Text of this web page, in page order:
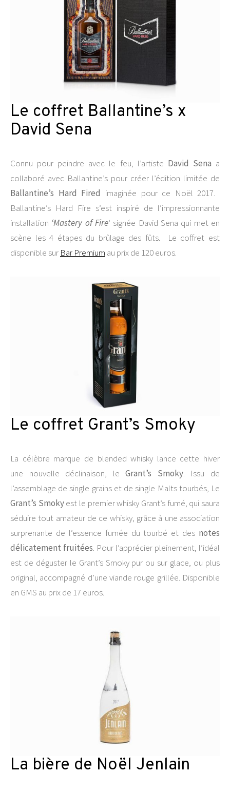
Le coffret Ballantine’s x
David Sena
Connu pour peindre avec le feu, l’artiste David Sena a
collaboré avec Ballantine’s pour créer l’édition limitée de
Ballantine’s Hard Fired imaginée pour ce Noël 2017.
Ballantine’s Hard Fire s’est inspiré de l’impressionnante
installation ‘Mastery of Fire‘ signée David Sena qui met en
scène les 4 étapes du brûlage des fûts. Le coffret est
disponible sur Bar Premium au prix de 120 euros.
Le coffret Grant’s Smoky
La célèbre marque de blended whisky lance cette hiver
une nouvelle déclinaison, leGrant’s Smoky. Issu de
l’assemblage de single grains et de single Malts tourbés, Le
Grant’s Smokyest le premier whisky Grant’s fumé, qui saura
séduire tout amateur de ce whisky, grâce à une association
surprenante de l’essence fumée du tourbé et des notes
délicatement fruitées. Pour l’apprécier pleinement, l’idéal
est de déguster le Grant’s Smoky pur ou sur glace, ou plus
original, accompagné d’une viande rouge grillée. Disponible
en GMS au prix de 17 euros.
La bière de Noël Jenlain